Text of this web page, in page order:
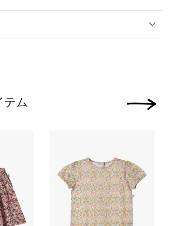
テム 次の画像